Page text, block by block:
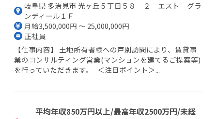
岐阜県 多治見市 光ヶ丘５丁目５８－２ エスト グラ
ンディール１Ｆ
月給3,500,000円 ～ 25,000,000円
正社員
【仕事内容】 土地所有者様への戸別訪問により、賃貸事
業のコンサルティング営業(マンションを建てるご提案等)
を行っていただきます。 ＜注目ポイント＞...
平均年収850万円以上/最高年収2500万円/未経